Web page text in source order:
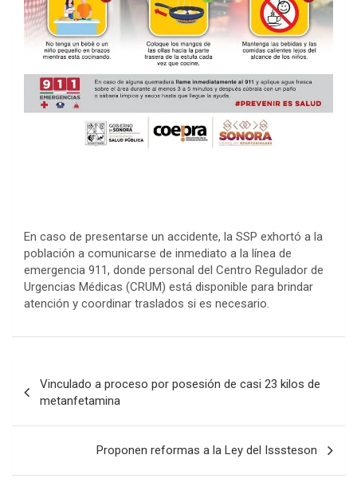
En caso de presentarse un accidente, la SSP exhortó a la
población a comunicarse de inmediato a la línea de
emergencia 911, donde personal del Centro Regulador de
Urgencias Médicas (CRUM) está disponible para brindar
atención y coordinar traslados si es necesario.
navigation
Vinculado a proceso por posesión de casi 23 kilos de
metanfetamina
Proponen reformas a la Ley del Isssteson